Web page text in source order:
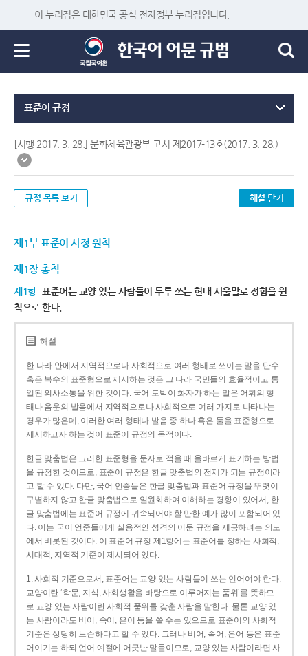
이 누리집은 대한민국 공식 전자정부 누리집입니다.
표준어 규정
[시행 2017. 3. 28.] 문화체육관광부 고시 제2017-13호(2017. 3. 28.)
규정 목록 보기 해설 닫기
제1부 표준어 사정 원칙
제1장 총칙
제1항 표준어는 교양 있는 사람들이 두루 쓰는 현대 서울말로 정함을 원
칙으로 한다.
해설
한 나라 안에서 지역적으로나 사회적으로 여러 형태로 쓰이는 말을 단수
혹은 복수의 표준형으로 제시하는 것은 그 나라 국민들의 효율적이고 통
일된 의사소통을 위한 것이다. 국어 토박이 화자가 하는 말은 어휘의 형
태나 음운의 발음에서 지역적으로나 사회적으로 여러 가지로 나타나는
경우가 많은데, 이러한 여러 형태나 발음 중 하나 혹은 둘을 표준형으로
제시하고자 하는 것이 표준어 규정의 목적이다.
한글 맞춤법은 그러한 표준형을 문자로 적을 때 올바르게 표기하는 방법
을 규정한 것이므로, 표준어 규정은 한글 맞춤법의 전제가 되는 규정이라
고 할 수 있다. 다만, 국어 언중들은 한글 맞춤법과 표준어 규정을 뚜렷이
구별하지 않고 한글 맞춤법으로 일원화하여 이해하는 경향이 있어서, 한
글 맞춤법에는 표준어 규정에 귀속되어야 할 만한 예가 많이 포함되어 있
다. 이는 국어 언중들에게 실용적인 성격의 어문 규정을 제공하려는 의도
에서 비롯된 것이다. 이 표준어 규정 제1항에는 표준어를 정하는 사회적,
시대적, 지역적 기준이 제시되어 있다.
1. 사회적 기준으로서, 표준어는 교양 있는 사람들이 쓰는 언어여야 한다.
교양이란 ‘학문, 지식, 사회생활을 바탕으로 이루어지는 품위’를 뜻하므
로 교양 있는 사람이란 사회적 품위를 갖춘 사람을 말한다. 물론 교양 있
는 사람이라도 비어, 속어, 은어 등을 쓸 수는 있으므로 표준어의 사회적
기준은 상당히 느슨하다고 할 수 있다. 그러나 비어, 속어, 은어 등은 표준
어이기는 하되 언어 예절에 어긋난 말들이므로, 교양 있는 사람이라면 사